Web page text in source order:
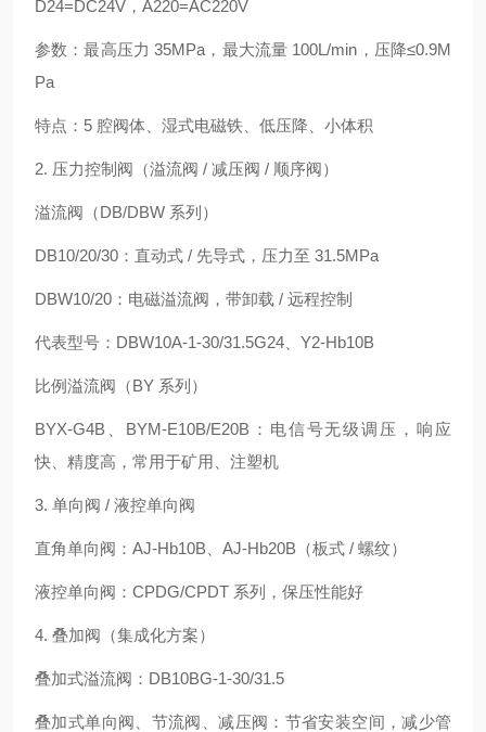
D24=DC24V，A220=AC220V
参数：最高压力 35MPa，最大流量 100L/min，压降≤0.9M
Pa
特点：5 腔阀体、湿式电磁铁、低压降、小体积
2. 压力控制阀（溢流阀 / 减压阀 / 顺序阀）
溢流阀（DB/DBW 系列）
DB10/20/30：直动式 / 先导式，压力至 31.5MPa
DBW10/20：电磁溢流阀，带卸载 / 远程控制
代表型号：DBW10A-1-30/31.5G24、Y2-Hb10B
比例溢流阀（BY 系列）
BYX-G4B、BYM-E10B/E20B：电信号无级调压，响应
快、精度高，常用于矿用、注塑机
3. 单向阀 / 液控单向阀
直角单向阀：AJ-Hb10B、AJ-Hb20B（板式 / 螺纹）
液控单向阀：CPDG/CPDT 系列，保压性能好
4. 叠加阀（集成化方案）
叠加式溢流阀：DB10BG-1-30/31.5
叠加式单向阀、节流阀、减压阀：节省安装空间，减少管